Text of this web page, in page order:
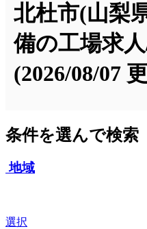
北杜市(山梨
備の工場求
(2026/08/07
条件を選んで検索
地域
選択